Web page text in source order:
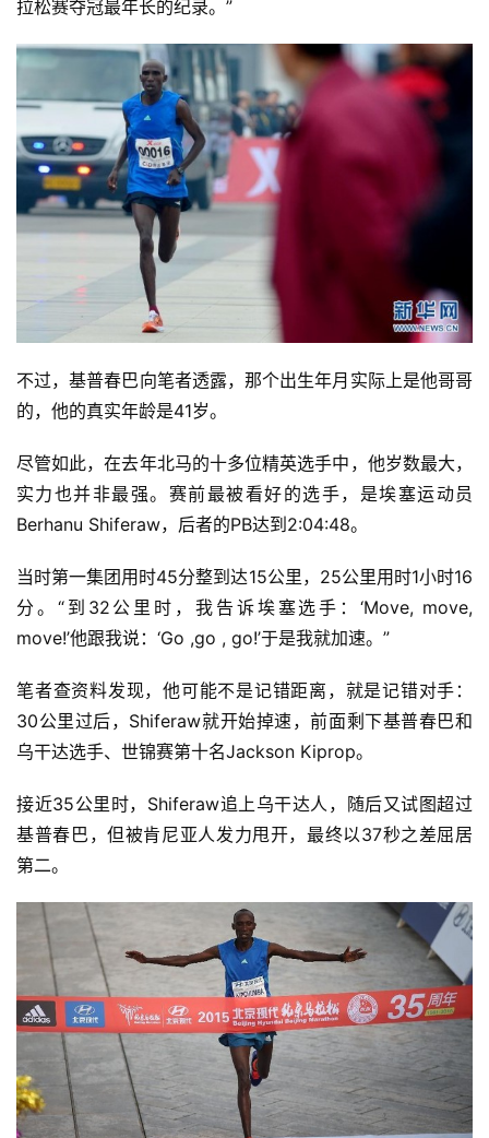
拉松赛夺冠最年长的纪录。”
不过，基普春巴向笔者透露，那个出生年月实际上是他哥哥
的，他的真实年龄是41岁。
尽管如此，在去年北马的十多位精英选手中，他岁数最大，
实力也并非最强。赛前最被看好的选手，是埃塞运动员
Berhanu Shiferaw，后者的PB达到2:04:48。
当时第一集团用时45分整到达15公里，25公里用时1小时16
分。“到32公里时，我告诉埃塞选手：‘Move, move,
move!’他跟我说：‘Go ,go , go!’于是我就加速。”
笔者查资料发现，他可能不是记错距离，就是记错对手：
30公里过后，Shiferaw就开始掉速，前面剩下基普春巴和
乌干达选手、世锦赛第十名Jackson Kiprop。
接近35公里时，Shiferaw追上乌干达人，随后又试图超过
基普春巴，但被肯尼亚人发力甩开，最终以37秒之差屈居
第二。